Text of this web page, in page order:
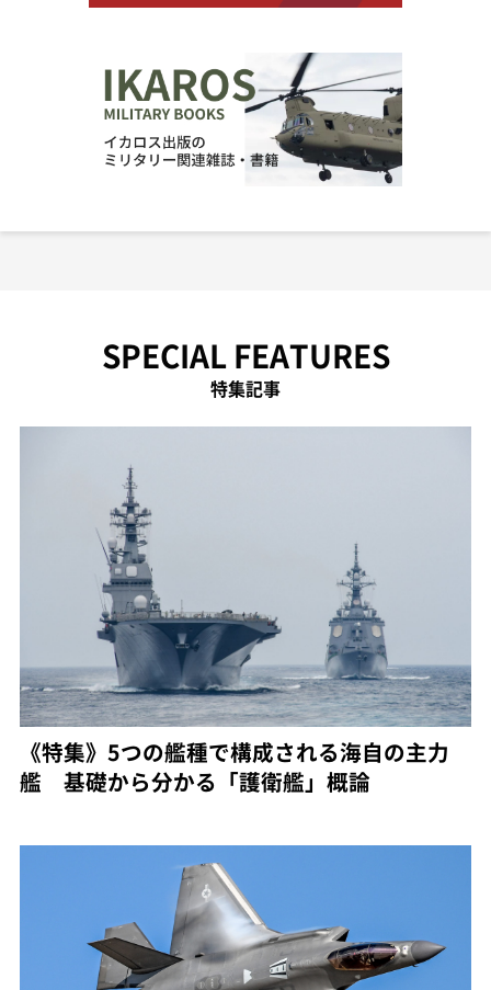
SPECIAL FEATURES
特集記事
《特集》5つの艦種で構成される海自の主力
艦 基礎から分かる「護衛艦」概論